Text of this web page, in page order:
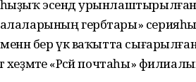
эсендә урынлаштырылған.
гербтары» серияһы
бер үк ваҡытта
«Рәсәй почтаһы»